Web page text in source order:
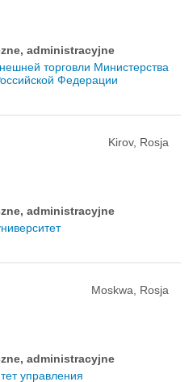
administracyjne
торговли Министерства
Федерации
Kirov, Rosja
administracyjne
Moskwa, Rosja
administracyjne
управления